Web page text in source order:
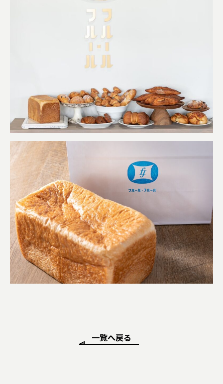
一覧へ戻る